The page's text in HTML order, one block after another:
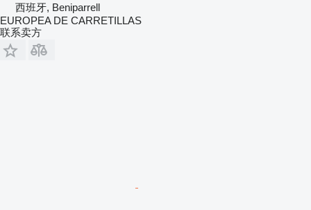
西班牙, Beniparrell
EUROPEA DE CARRETILLAS
联系卖方